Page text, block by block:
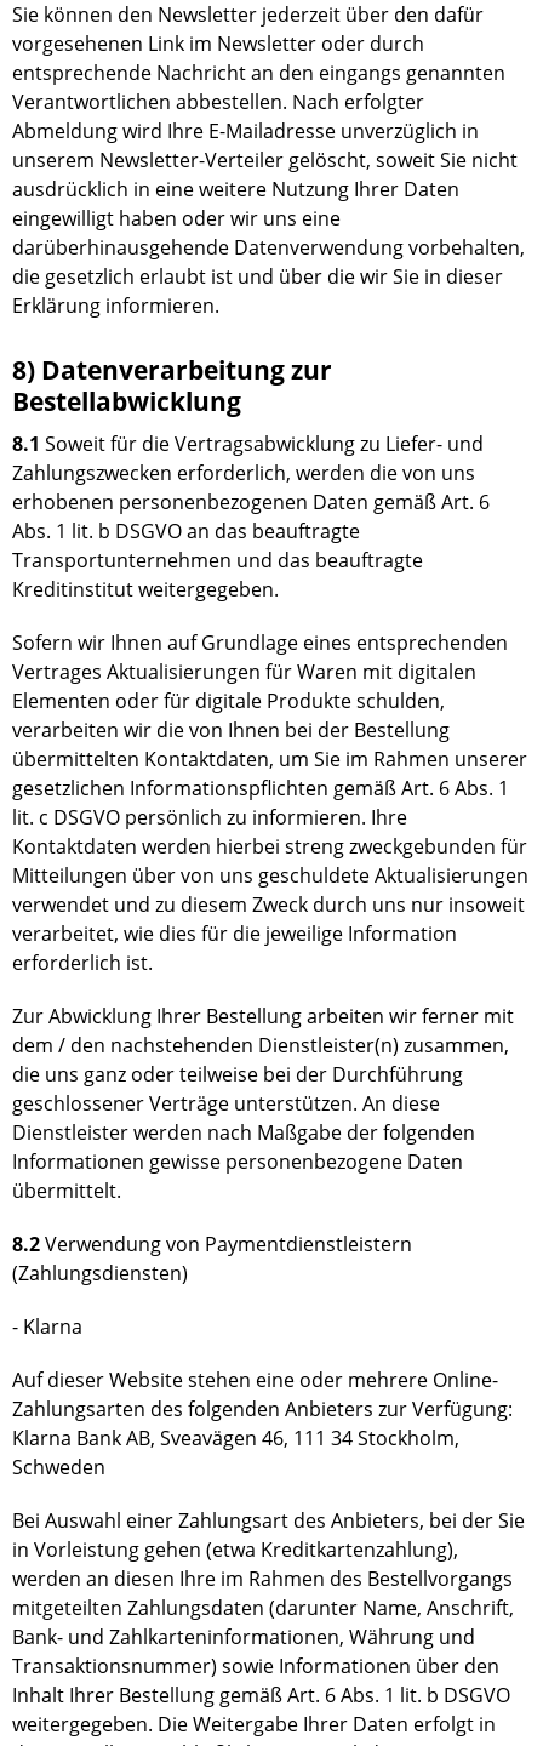
Sie können den Newsletter jederzeit über den dafür
vorgesehenen Link im Newsletter oder durch
entsprechende Nachricht an den eingangs genannten
Verantwortlichen abbestellen. Nach erfolgter
Abmeldung wird Ihre E-Mailadresse unverzüglich in
unserem Newsletter-Verteiler gelöscht, soweit Sie nicht
ausdrücklich in eine weitere Nutzung Ihrer Daten
eingewilligt haben oder wir uns eine
darüberhinausgehende Datenverwendung vorbehalten,
die gesetzlich erlaubt ist und über die wir Sie in dieser
Erklärung informieren.
8) Datenverarbeitung zur
Bestellabwicklung
8.1 Soweit für die Vertragsabwicklung zu Liefer- und
Zahlungszwecken erforderlich, werden die von uns
erhobenen personenbezogenen Daten gemäß Art. 6
Abs. 1 lit. b DSGVO an das beauftragte
Transportunternehmen und das beauftragte
Kreditinstitut weitergegeben.
Sofern wir Ihnen auf Grundlage eines entsprechenden
Vertrages Aktualisierungen für Waren mit digitalen
Elementen oder für digitale Produkte schulden,
verarbeiten wir die von Ihnen bei der Bestellung
übermittelten Kontaktdaten, um Sie im Rahmen unserer
gesetzlichen Informationspflichten gemäß Art. 6 Abs. 1
lit. c DSGVO persönlich zu informieren. Ihre
Kontaktdaten werden hierbei streng zweckgebunden für
Mitteilungen über von uns geschuldete Aktualisierungen
verwendet und zu diesem Zweck durch uns nur insoweit
verarbeitet, wie dies für die jeweilige Information
erforderlich ist.
Zur Abwicklung Ihrer Bestellung arbeiten wir ferner mit
dem / den nachstehenden Dienstleister(n) zusammen,
die uns ganz oder teilweise bei der Durchführung
geschlossener Verträge unterstützen. An diese
Dienstleister werden nach Maßgabe der folgenden
Informationen gewisse personenbezogene Daten
übermittelt.
8.2Verwendung von Paymentdienstleistern
(Zahlungsdiensten)
- Klarna
Auf dieser Website stehen eine oder mehrere Online-
Zahlungsarten des folgenden Anbieters zur Verfügung:
Klarna Bank AB, Sveavägen 46, 111 34 Stockholm,
Schweden
Bei Auswahl einer Zahlungsart des Anbieters, bei der Sie
in Vorleistung gehen (etwa Kreditkartenzahlung),
werden an diesen Ihre im Rahmen des Bestellvorgangs
mitgeteilten Zahlungsdaten (darunter Name, Anschrift,
Bank- und Zahlkarteninformationen, Währung und
Transaktionsnummer) sowie Informationen über den
Inhalt Ihrer Bestellung gemäß Art. 6 Abs. 1 lit. b DSGVO
weitergegeben. Die Weitergabe Ihrer Daten erfolgt in